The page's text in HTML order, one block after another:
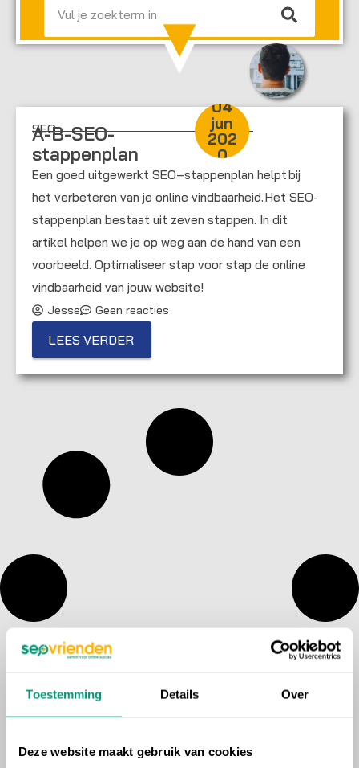
Toestemming Details Over
Deze website maakt gebruik van cookies
SEO
04
jun
202
0
A-B-SEO-
stappenplan
Een goed uitgewerkt SEO–stappenplan helpt bij
het verbeteren van je online vindbaarheid. Het SEO-
stappenplan bestaat uit zeven stappen. In dit
artikel helpen we je op weg aan de hand van een
voorbeeld. Optimaliseer stap voor stap de online
vindbaarheid van jouw website!
Jesse Geen reacties
LEES VERDER